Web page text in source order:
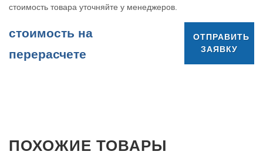
стоимость товара уточняйте у менеджеров.
cтоимость на
перерасчете
ОТПРАВИТЬ
ЗАЯВКУ
ПОХОЖИЕ ТОВАРЫ